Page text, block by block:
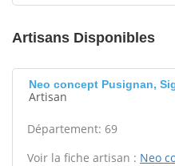
Artisans Disponibles
Neo concept Pusignan,
Artisan
Département: 69
Voir la fiche artisan : Neo